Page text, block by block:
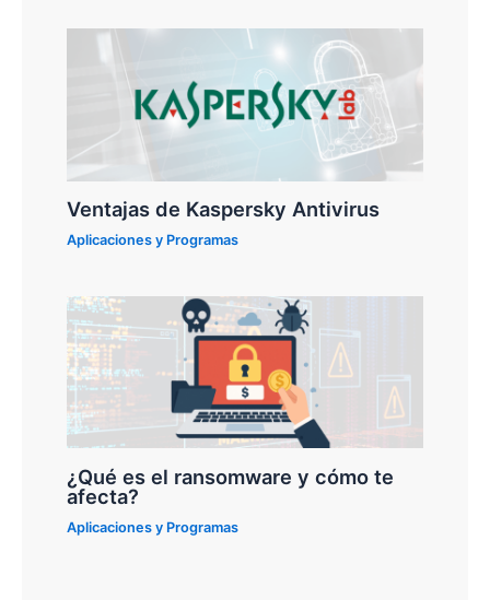
Ventajas de Kaspersky Antivirus
Aplicaciones y Programas
¿Qué es el ransomware y cómo te
afecta?
Aplicaciones y Programas